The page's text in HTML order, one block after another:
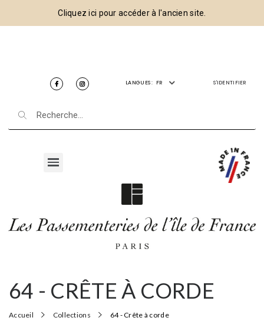
Cliquez ici pour accéder à l'ancien site.
LANGUES : FR S'IDENTIFIER
64 - CRÊTE À CORDE
Accueil Collections 64 - Crête à corde